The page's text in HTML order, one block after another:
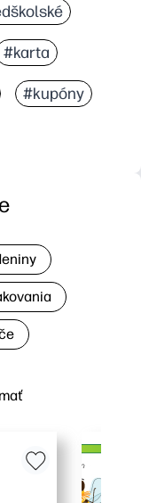
#karta
#kupóny